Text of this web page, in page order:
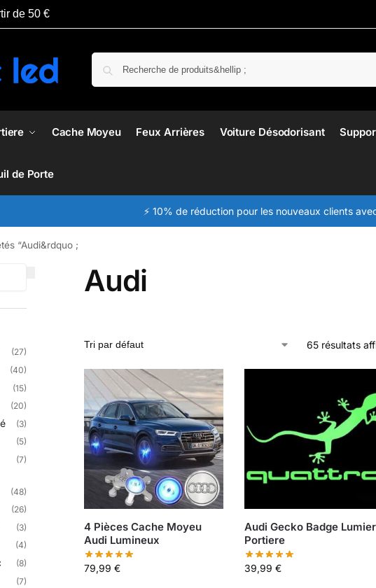
de 50 €
Cache Moyeu Feux Arrières Voiture Désodorisant
de Porte
⚡ 10% de réduction pour les nouveaux clients
“Audi&rdquo ;
Audi
65 résultats
4 Pièces Cache Moyeu
Audi Lumineux
79,99 €
Audi Gecko Badge​
Portiere
39,99€
(27)
(40)
(15)
(20)
(3)
(5)
(7)
(48)
(26)
(3)
(4)
(8)
(7)